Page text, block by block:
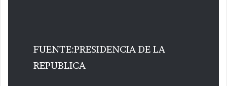
FUENTE:PRESIDENCIA DE LA
REPUBLICA